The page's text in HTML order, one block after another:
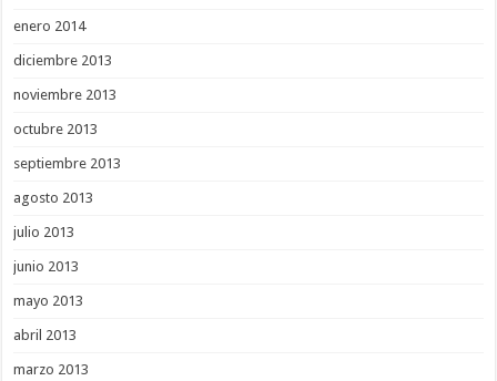
enero 2014
diciembre 2013
noviembre 2013
octubre 2013
septiembre 2013
agosto 2013
julio 2013
junio 2013
mayo 2013
abril 2013
marzo 2013